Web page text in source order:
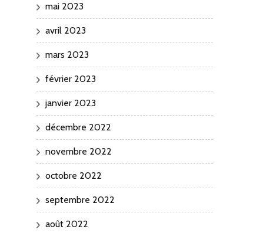
mai 2023
avril 2023
mars 2023
février 2023
janvier 2023
décembre 2022
novembre 2022
octobre 2022
septembre 2022
août 2022